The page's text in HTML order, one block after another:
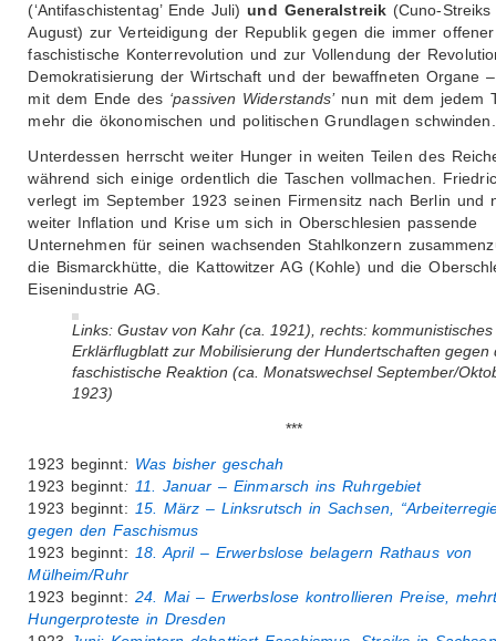
(‘Antifaschistentag’ Ende Juli) und Generalstreik (Cuno-Streiks
August) zur Verteidigung der Republik gegen die immer offener
faschistische Konterrevolution und zur Vollendung der
Demokratisierung der Wirtschaft und der bewaffneten Organe
mit dem Ende des ‘passiven Widerstands’nun mit dem jedem
mehr die ökonomischen und politischen Grundlagen schwinden.
Unterdessen herrscht weiter Hunger in weiten Teilen des
während sich einige ordentlich die Taschen vollmachen.
verlegt im September 1923 seinen Firmensitz nach Berlin und
weiter Inflation und Krise um sich in Oberschlesien passende
Unternehmen für seinen wachsenden Stahlkonzern
die Bismarckhütte, die Kattowitzer AG (Kohle) und die
Eisenindustrie AG.
Links: Gustav von Kahr (ca. 1921), rechts: kommunistisches
Erklärflugblatt zur Mobilisierung der Hundertschaften gegen
faschistische Reaktion (ca. Monatswechsel September/
1923)
***
1923 beginnt: Was bisher geschah
1923 beginnt: 11. Januar – Einmarsch ins Ruhrgebiet
1923 beginnt: 15. März – Linksrutsch in Sachsen,
gegen den Faschismus
1923 beginnt: 18. April – Erwerbslose belagern Rathaus von
Mülheim/Ruhr
1923 beginnt: 24. Mai – Erwerbslose kontrollieren Preise,
Hungerproteste in Dresden